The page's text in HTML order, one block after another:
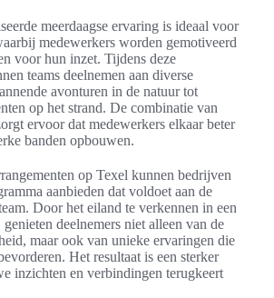
meerdaagse ervaring is ideaal voor
medewerkers worden gemotiveerd
voor hun inzet. Tijdens deze
teams deelnemen aan diverse
avonturen in de natuur tot
op het strand. De combinatie van
ervoor dat medewerkers elkaar beter
banden opbouwen.
op Texel kunnen bedrijven
aanbieden dat voldoet aan de
Door het eiland te verkennen in een
deelnemers niet alleen van de
maar ook van unieke ervaringen die
Het resultaat is een sterker
inzichten en verbindingen terugkeert